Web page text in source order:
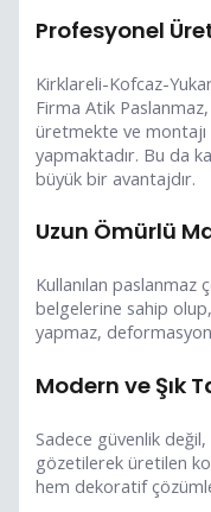
Profesyonel
Kirklareli-Kofcaz-
Firma Atik
üretmekte ve
yapmaktadır. Bu da
büyük bir avantajdır.
Uzun Ömürlü
Kullanılan paslanmaz
belgelerine sahip
yapmaz,
Modern ve Şık
Sadece güvenlik
gözetilerek üretilen
hem dekoratif